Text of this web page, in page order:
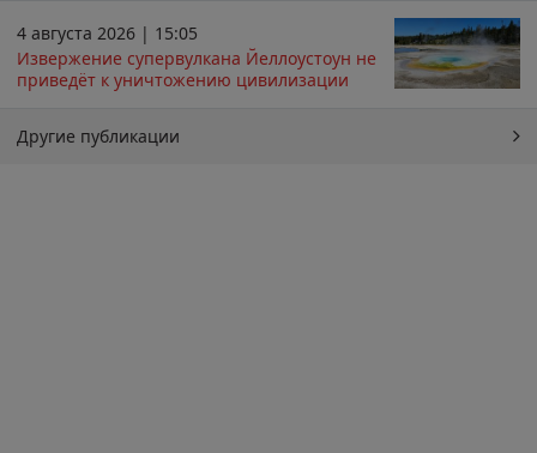
4 августа 2026 | 15:05
Извержение супервулкана Йеллоустоун не
приведёт к уничтожению цивилизации
Другие публикации